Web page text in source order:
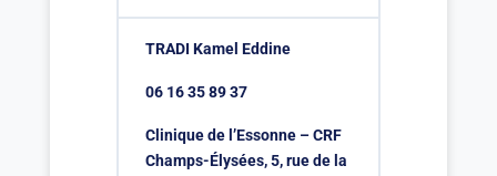
TRADI Kamel Eddine
06 16 35 89 37
Clinique de l’Essonne – CRF
Champs-Élysées, 5, rue de la